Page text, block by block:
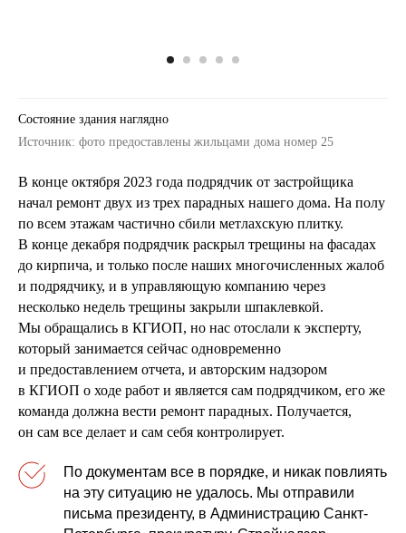
Состояние здания наглядно
Источник: фото предоставлены жильцами дома номер 25
В конце октября 2023 года подрядчик от застройщика
начал ремонт двух из трех парадных нашего дома. На полу
по всем этажам частично сбили метлахскую плитку.
В конце декабря подрядчик раскрыл трещины на фасадах
до кирпича, и только после наших многочисленных жалоб
и подрядчику, и в управляющую компанию через
несколько недель трещины закрыли шпаклевкой.
Мы обращались в КГИОП, но нас отослали к эксперту,
который занимается сейчас одновременно
и предоставлением отчета, и авторским надзором
в КГИОП о ходе работ и является сам подрядчиком, его же
команда должна вести ремонт парадных. Получается,
он сам все делает и сам себя контролирует.
По документам все в порядке, и никак повлиять
на эту ситуацию не удалось. Мы отправили
письма президенту, в Администрацию Санкт-